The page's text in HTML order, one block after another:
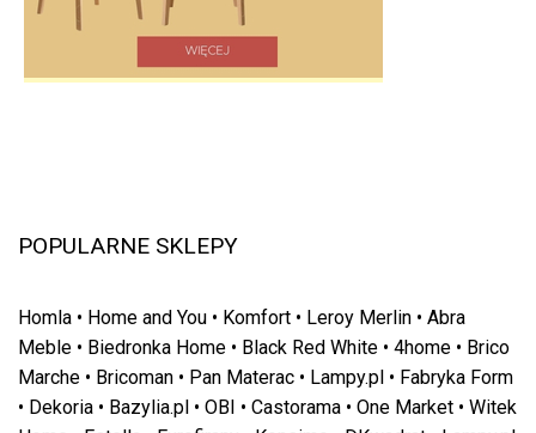
POPULARNE SKLEPY
Homla • Home and You • Komfort • Leroy Merlin • Abra
Meble • Biedronka Home • Black Red White • 4home • Brico
Marche • Bricoman • Pan Materac • Lampy.pl • Fabryka Form
• Dekoria • Bazylia.pl • OBI • Castorama • One Market • Witek